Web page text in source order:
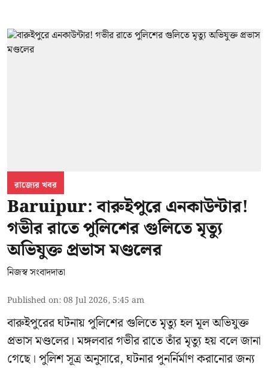
রাজ্যের খবর
Baruipur: বারুইপুরে এনকাউন্টার!
গভীর রাতে পুলিশের গুলিতে মৃত্যু
অভিযুক্ত প্রভাস মণ্ডলের
নিজস্ব সংবাদদাতা
Published on:08 Jul 2026, 5:45 am
বারুইপুরের ঘটনায় পুলিশের গুলিতে মৃত্যু হল মূল অভিযুক্ত
প্রভাস মণ্ডলের। মঙ্গলবার গভীর রাতে তাঁর মৃত্যু হয় বলে জানা
গেছে। পুলিশ সূত্র অনুসারে, ঘটনার পুনর্নির্মাণ করানোর জন্য